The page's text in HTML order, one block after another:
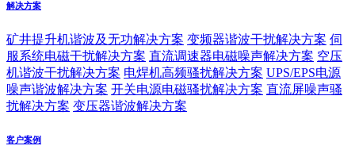
解决方案
矿井提升机谐波及无功解决方案 变频器谐波干扰解决方案 伺
服系统电磁干扰解决方案 直流调速器电磁噪声解决方案 空压
机谐波干扰解决方案 电焊机高频骚扰解决方案 UPS/EPS电源
噪声谐波解决方案 开关电源电磁骚扰解决方案 直流屏噪声骚
扰解决方案 变压器谐波解决方案
客户案例